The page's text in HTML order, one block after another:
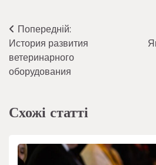
Навігація
записів
Попередній:
История развития
ветеринарного
оборудования
Схожі статті